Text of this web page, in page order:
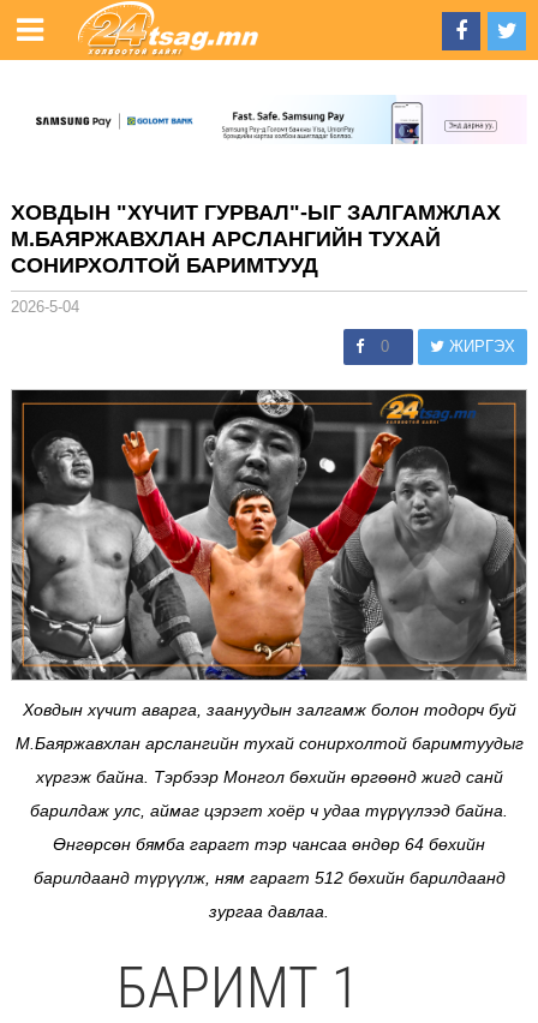
ХОВДЫН "ХҮЧИТ ГУРВАЛ"-ЫГ ЗАЛГАМЖЛАХ
М.БАЯРЖАВХЛАН АРСЛАНГИЙН ТУХАЙ
СОНИРХОЛТОЙ БАРИМТУУД
2026-5-04
0 ЖИРГЭХ
Ховдын хүчит аварга, заануудын залгамж болон тодорч буй
М.Баяржавхлан арслангийн тухай сонирхолтой баримтуудыг
хүргэж байна. Тэрбээр Монгол бөхийн өргөөнд жигд санй
барилдаж улс, аймаг цэрэгт хоёр ч удаа түрүүлээд байна.
Өнгөрсөн бямба гарагт тэр чансаа өндөр 64 бөхийн
барилдаанд түрүүлж, ням гарагт 512 бөхийн барилдаанд
зургаа давлаа.
БАРИМТ 1